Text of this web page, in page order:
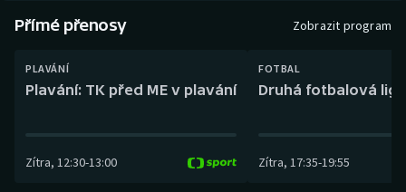
Box
Curling
Florbal
Přímé přenosy Zobrazit program
PLAVÁNÍ
Plavání: TK před ME v plavání
Zítra, 12:30-13:00
FOTBAL
Druhá fotbalová
Zítra, 17:35-19:55